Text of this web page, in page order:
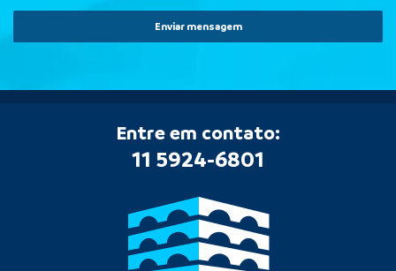
Enviar mensagem
Entre em contato:
11 5924-6801